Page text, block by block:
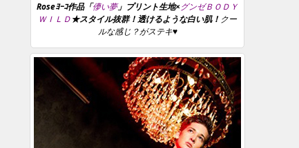
Roseﾖｰｺ作品「儚い夢」プリント生地×グンゼＢＯＤＹ
ＷＩＬＤ★スタイル抜群！透けるような白い肌！ クー
ルな感じ？がステキ♥